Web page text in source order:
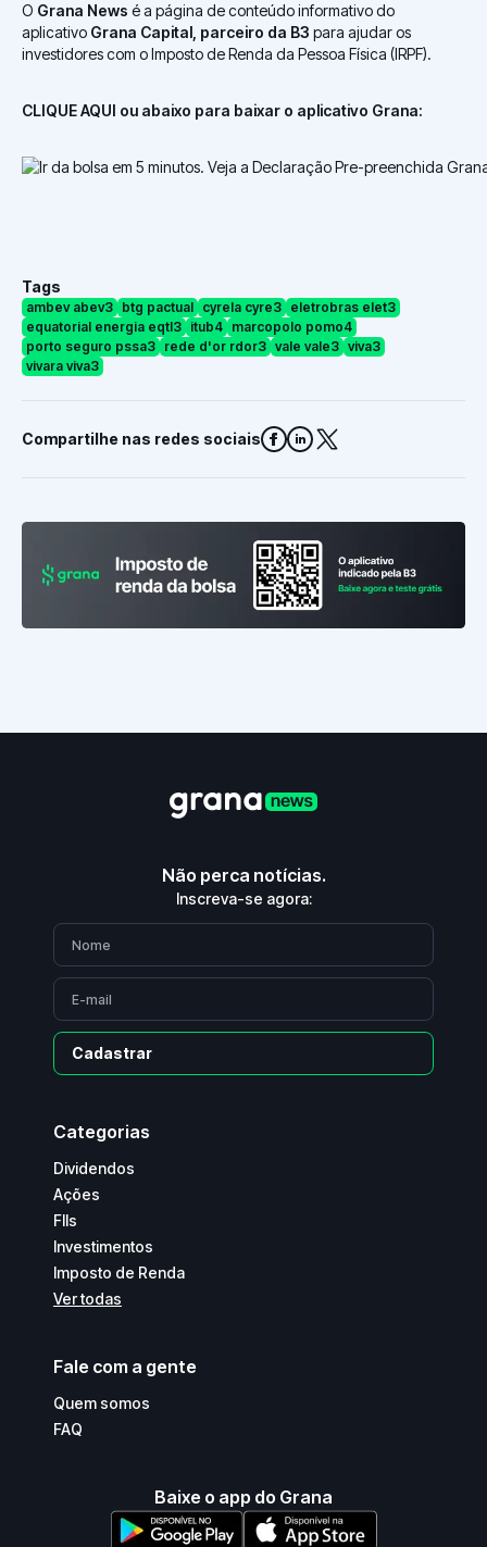
O Grana News é a página de conteúdo informativo do
aplicativo Grana Capital, parceiro da B3 para ajudar os
investidores com o Imposto de Renda da Pessoa Física (IRPF).
CLIQUE AQUI ou abaixo para baixar o aplicativo Grana:
Tags
ambev abev3 btg pactual cyrela cyre3 eletrobras elet3
equatorial energia eqtl3 itub4 marcopolo pomo4
porto seguro pssa3 rede d'or rdor3 vale vale3 viva3
vivara viva3
Compartilhe nas redes sociais
Não perca notícias.
Inscreva-se agora:
Cadastrar
Categorias
Dividendos
Ações
FIIs
Investimentos
Imposto de Renda
Ver todas
Fale com a gente
Quem somos
FAQ
Baixe o app do Grana